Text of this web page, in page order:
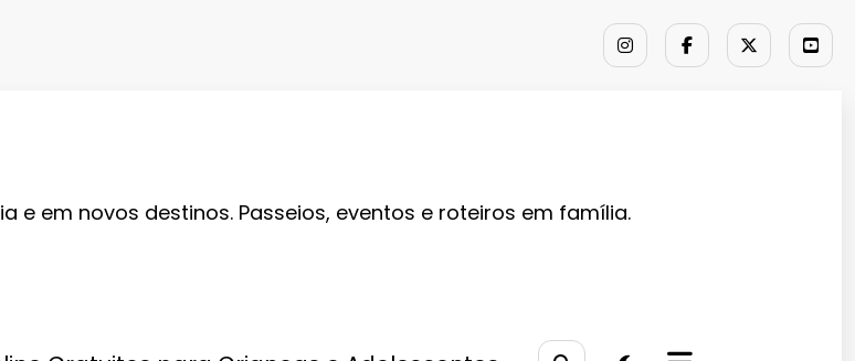
e em novos destinos. Passeios, eventos e roteiros em família.